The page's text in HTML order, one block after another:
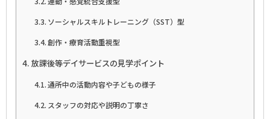
ソーシャルスキルトレーニング（SST）型
創作・療育活動重視型
放課後等デイサービスの見学ポイント
通所中の活動内容や子どもの様子
スタッフの対応や説明の丁寧さ